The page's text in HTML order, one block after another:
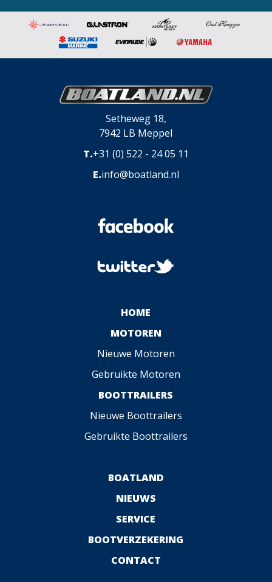
Setheweg 18,
7942 LB Meppel
T.+31 (0) 522 - 24 05 11
E.info@boatland.nl
HOME
MOTOREN
Nieuwe Motoren
Gebruikte Motoren
BOOTTRAILERS
Nieuwe Boottrailers
Gebruikte Boottrailers
BOATLAND
NIEUWS
SERVICE
BOOTVERZEKERING
CONTACT